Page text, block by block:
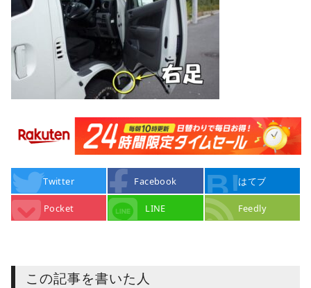
Twitter Facebook はてブ
Pocket LINE Feedly
この記事を書いた人